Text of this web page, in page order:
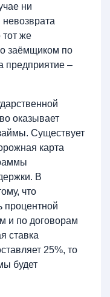
ни
невозврата
тот же
заёмщиком по
предприятие –
оказывает
Существует
карта
В
что
процентной
и по договорам
ставка
25%, то
будет